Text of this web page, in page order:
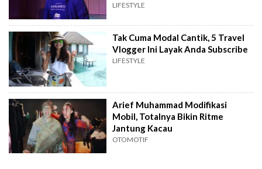
LIFESTYLE
Tak Cuma Modal Cantik, 5 Travel
Vlogger Ini Layak Anda Subscribe
LIFESTYLE
Arief Muhammad Modifikasi
Mobil, Totalnya Bikin Ritme
Jantung Kacau
OTOMOTIF